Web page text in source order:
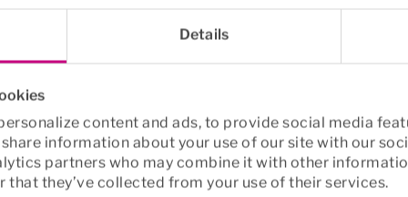
Details
content and ads, to provide social media
information about your use of our site with our
partners who may combine it with other
that they’ve collected from your use of their services.
med de helseaktørene og distributørene vi
for vår sykeforsikring inngår også støtte til
tilbakemelding under prosessen.
med gjenforsikringsselskaper som tar over deler
Ved skade erstatter gjenforsikringsselskapet Euro